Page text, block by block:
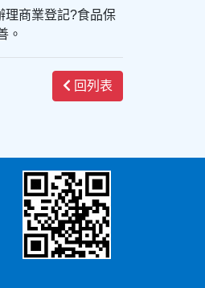
理商業登記?食品保
。
回列表